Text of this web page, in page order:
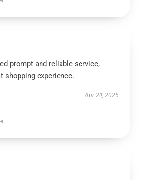
prompt and reliable service,
shopping experience.
Apr 20, 2025